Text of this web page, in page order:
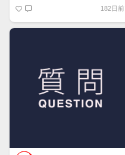
182日前